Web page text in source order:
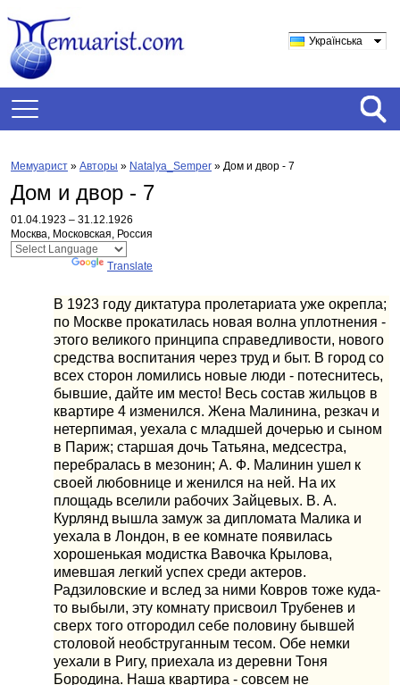
Українська
Мемуарист » Авторы » Natalya_Semper » Дом и двор - 7
Дом и двор - 7
01.04.1923 – 31.12.1926
Москва, Московская, Россия
Translate
В 1923 году диктатура пролетариата уже окрепла;
по Москве прокатилась новая волна уплотнения -
этого великого принципа справедливости, нового
средства воспитания через труд и быт. В город со
всех сторон ломились новые люди - потеснитесь,
бывшие, дайте им место! Весь состав жильцов в
квартире 4 изменился. Жена Малинина, резкач и
нетерпимая, уехала с младшей дочерью и сыном
в Париж; старшая дочь Татьяна, медсестра,
перебралась в мезонин; А. Ф. Малинин ушел к
своей любовнице и женился на ней. На их
площадь вселили рабочих Зайцевых. В. А.
Курлянд вышла замуж за дипломата Малика и
уехала в Лондон, в ее комнате появилась
хорошенькая модистка Вавочка Крылова,
имевшая легкий успех среди актеров.
Радзиловские и вслед за ними Ковров тоже куда-
то выбыли, эту комнату присвоил Трубенев и
сверх того отгородил себе половину бывшей
столовой необструганным тесом. Обе немки
уехали в Ригу, приехала из деревни Тоня
Бородина. Наша квартира - совсем не